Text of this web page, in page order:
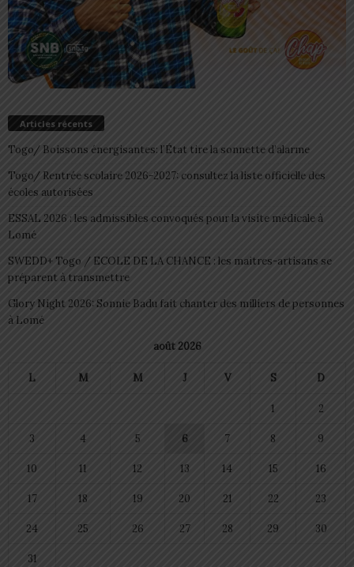
Articles récents
Togo/ Boissons énergisantes: l’État tire la sonnette d’alarme
Togo/ Rentrée scolaire 2026-2027: consultez la liste officielle des
écoles autorisées
ESSAL 2026 : les admissibles convoqués pour la visite médicale à
Lomé
SWEDD+ Togo / ECOLE DE LA CHANCE : les maitres-artisans se
préparent à transmettre
Glory Night 2026: Sonnie Badu fait chanter des milliers de personnes
à Lomé
août 2026
L M M J V S D
1 2
3 4 5 6 7 8 9
10 11 12 13 14 15 16
17 18 19 20 21 22 23
24 25 26 27 28 29 30
31